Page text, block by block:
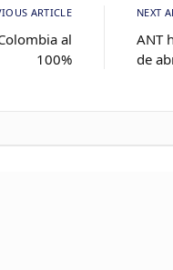
ARTICLE
al
100%
NEXT
ANT
de